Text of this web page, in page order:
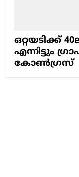
ഒറ്റയടിക്ക്
എന്നിട്ടും
കോണ്‍ഗ്രസ്